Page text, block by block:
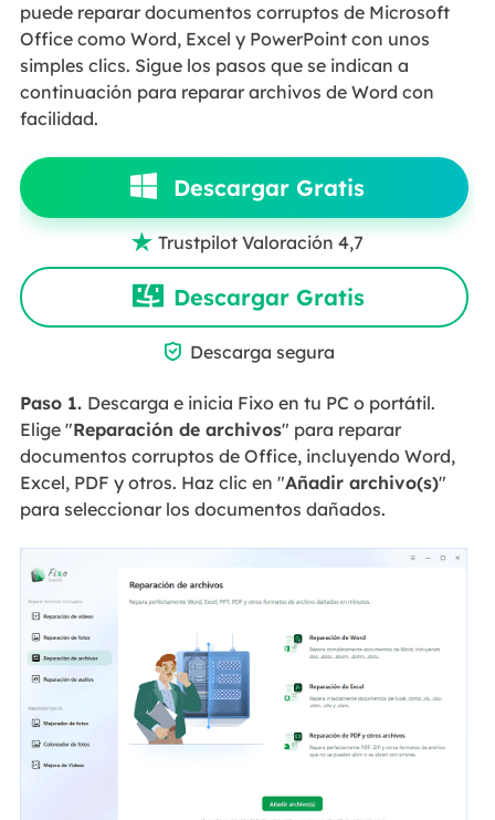
puede reparar documentos corruptos de Microsoft
Office como Word, Excel y PowerPoint con unos
simples clics. Sigue los pasos que se indican a
continuación para reparar archivos de Word con
facilidad.
Descargar Gratis
 Trustpilot Valoración 4,7
Descargar Gratis
 Descarga segura
Paso 1. Descarga e inicia Fixo en tu PC o portátil.
Elige "Reparación de archivos" para reparar
documentos corruptos de Office, incluyendo Word,
Excel, PDF y otros. Haz clic en "Añadir archivo(s)"
para seleccionar los documentos dañados.